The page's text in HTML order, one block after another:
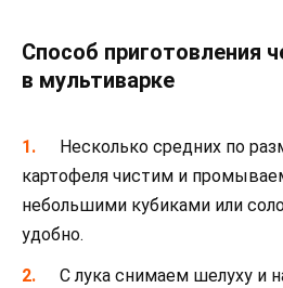
Способ приготовления
в мультиварке
Несколько средних по
картофеля чистим и
небольшими кубиками или
удобно.
С лука снимаем шелуху и